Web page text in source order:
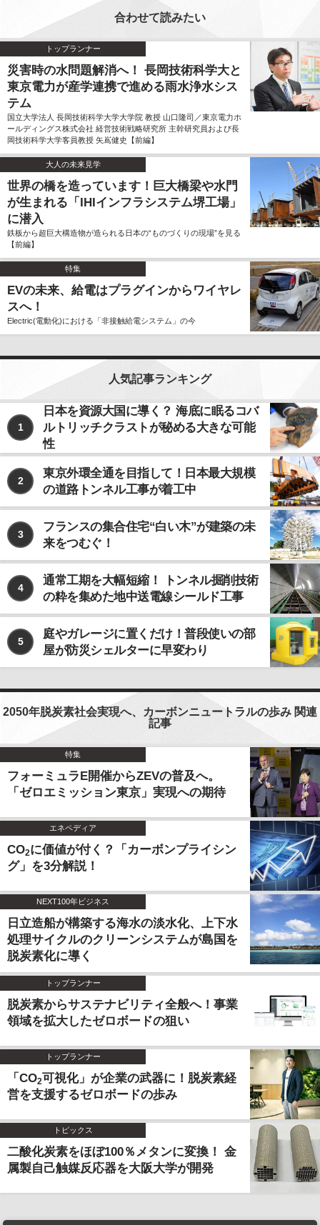
合わせて読みたい
トップランナー
災害時の水問題解消へ！ 長岡技術科学大と
東京電力が産学連携で進める雨水浄水シス
テム
国立大学法人 長岡技術科学大学大学院 教授 山口隆司／東京電力ホ
ールディングス株式会社 経営技術戦略研究所 主幹研究員および長
岡技術科学大学客員教授 矢嶌健史【前編】
大人の未来見学
世界の橋を造っています！巨大橋梁や水門
が生まれる「IHIインフラシステム堺工場」
に潜入
鉄板から超巨大構造物が造られる日本の“ものづくりの現場”を見る
【前編】
特集
EVの未来、給電はプラグインからワイヤレ
スへ！
Electric(電動化)における「非接触給電システム」の今
人気記事ランキング
1
日本を資源大国に導く？ 海底に眠るコバ
ルトリッチクラストが秘める大きな可能
性
2
東京外環全通を目指して！日本最大規模
の道路トンネル工事が着工中
3
フランスの集合住宅“白い木”が建築の未
来をつむぐ！
4
通常工期を大幅短縮！ トンネル掘削技術
の粋を集めた地中送電線シールド工事
5
庭やガレージに置くだけ！普段使いの部
屋が防災シェルターに早変わり
2050年脱炭素社会実現へ、カーボンニュートラルの歩み 関連
記事
特集
フォーミュラE開催からZEVの普及へ。
「ゼロエミッション東京」実現への期待
エネペディア
CO2に価値が付く？「カーボンプライシン
グ」を3分解説！
NEXT100年ビジネス
日立造船が構築する海水の淡水化、上下水
処理サイクルのクリーンシステムが島国を
脱炭素化に導く
トップランナー
脱炭素からサステナビリティ全般へ！事業
領域を拡大したゼロボードの狙い
トップランナー
「CO2可視化」が企業の武器に！脱炭素経
営を支援するゼロボードの歩み
トピックス
二酸化炭素をほぼ100％メタンに変換！ 金
属製自己触媒反応器を大阪大学が開発